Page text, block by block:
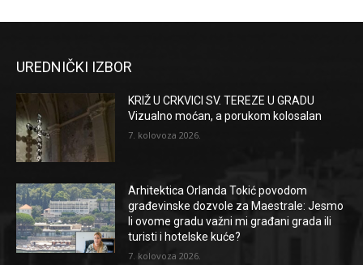
UREDNIČKI IZBOR
KRIŽ U CRKVICI SV. TEREZE U GRADU
Vizualno moćan, a porukom kolosalan
7. kolovoza 2026.
Arhitektica Orlanda Tokić povodom
građevinske dozvole za Maestrale: Jesmo
li ovome gradu važni mi građani grada ili
turisti i hotelske kuće?
7. kolovoza 2026.